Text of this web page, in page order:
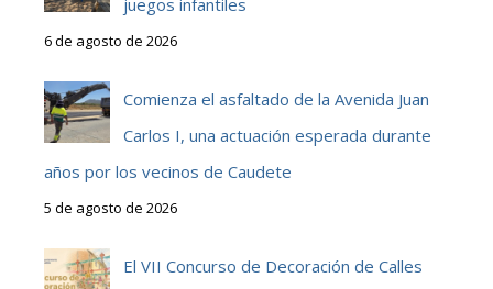
6 de agosto de 2026
Comienza el asfaltado de la Avenida Juan
Carlos I, una actuación esperada durante
años por los vecinos de Caudete
5 de agosto de 2026
El VII Concurso de Decoración de Calles